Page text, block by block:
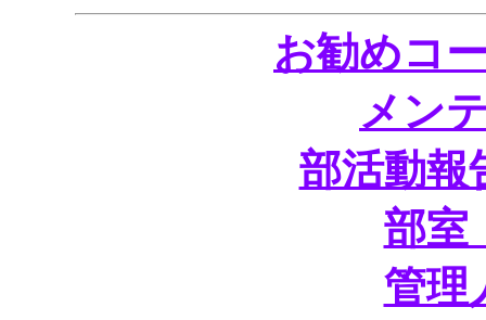
お勧めコ
メン
部活動報
部室
管理